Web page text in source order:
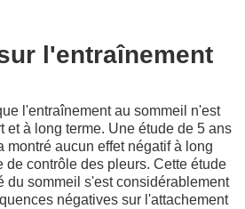
l'entraînement
l'entraînement au sommeil n'est
et à long terme. Une étude de 5 ans
montré aucun effet négatif à long
de contrôle des pleurs. Cette étude
du sommeil s'est considérablement
négatives sur l'attachement